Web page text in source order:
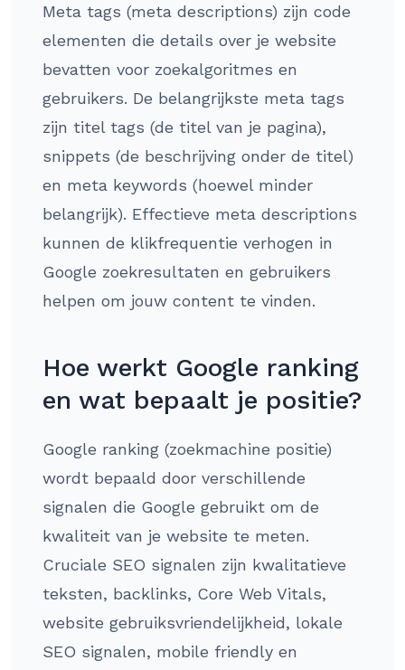
Meta tags (meta descriptions) zijn code
elementen die details over je website
bevatten voor zoekalgoritmes en
gebruikers. De belangrijkste meta tags
zijn titel tags (de titel van je pagina),
snippets (de beschrijving onder de titel)
en meta keywords (hoewel minder
belangrijk). Effectieve meta descriptions
kunnen de klikfrequentie verhogen in
Google zoekresultaten en gebruikers
helpen om jouw content te vinden.
Hoe werkt Google ranking
en wat bepaalt je positie?
Google ranking (zoekmachine positie)
wordt bepaald door verschillende
signalen die Google gebruikt om de
kwaliteit van je website te meten.
Cruciale SEO signalen zijn kwalitatieve
teksten, backlinks, Core Web Vitals,
website gebruiksvriendelijkheid, lokale
SEO signalen, mobile friendly en